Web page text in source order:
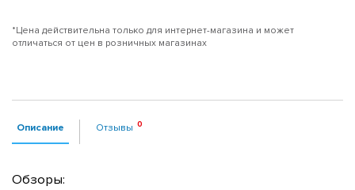
*Цена действительна только для интернет-магазина и может
отличаться от цен в розничных магазинах
Описание Отзывы
Обзоры: